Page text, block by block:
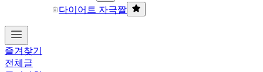
다이어트 자극짤
즐겨찾기
전체글